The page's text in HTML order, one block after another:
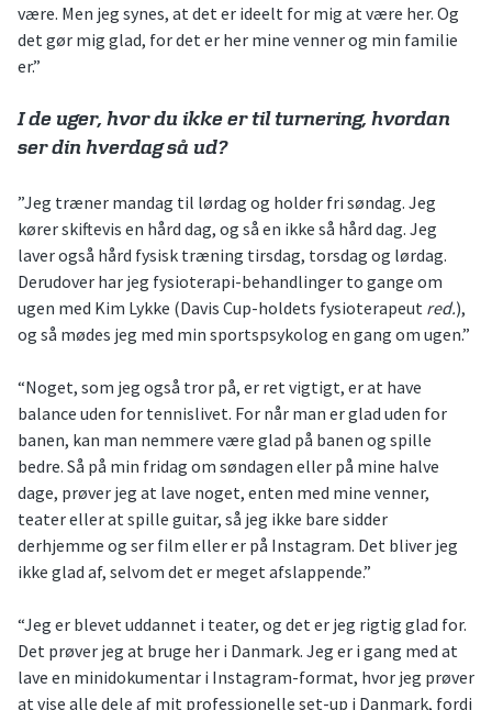
være. Men jeg synes, at det er ideelt for mig at være her. Og
det gør mig glad, for det er her mine venner og min familie
er.”
I de uger, hvor du ikke er til turnering, hvordan
ser din hverdag så ud?
”Jeg træner mandag til lørdag og holder fri søndag. Jeg
kører skiftevis en hård dag, og så en ikke så hård dag. Jeg
laver også hård fysisk træning tirsdag, torsdag og lørdag.
Derudover har jeg fysioterapi-behandlinger to gange om
ugen med Kim Lykke (Davis Cup-holdets fysioterapeut red.),
og så mødes jeg med min sportspsykolog en gang om ugen.”
“Noget, som jeg også tror på, er ret vigtigt, er at have
balance uden for tennislivet. For når man er glad uden for
banen, kan man nemmere være glad på banen og spille
bedre. Så på min fridag om søndagen eller på mine halve
dage, prøver jeg at lave noget, enten med mine venner,
teater eller at spille guitar, så jeg ikke bare sidder
derhjemme og ser film eller er på Instagram. Det bliver jeg
ikke glad af, selvom det er meget afslappende.”
“Jeg er blevet uddannet i teater, og det er jeg rigtig glad for.
Det prøver jeg at bruge her i Danmark. Jeg er i gang med at
lave en minidokumentar i Instagram-format, hvor jeg prøver
at vise alle dele af mit professionelle set-up i Danmark, fordi